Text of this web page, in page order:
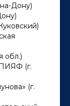
Дону)
обл.)
ПИЯФ (г.
(г.